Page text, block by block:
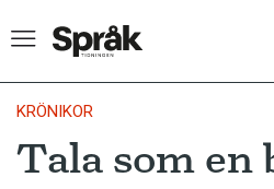
Hem
KRÖNIKOR
Tala som en